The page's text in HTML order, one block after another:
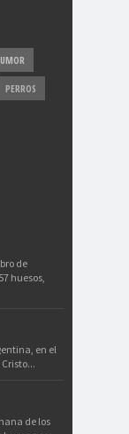
PERROS
de
huesos,
en el
de los